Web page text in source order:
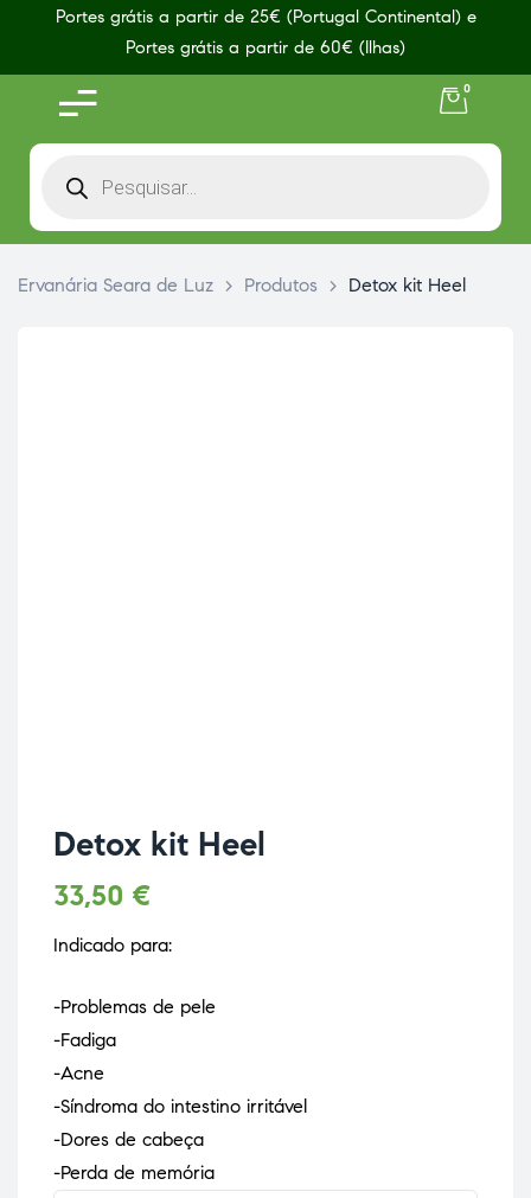
Portes grátis a partir de 25€ (Portugal Continental) e
Portes grátis a partir de 60€ (Ilhas)
0
Ervanária Seara de Luz > Produtos > Detox kit Heel
Detox kit Heel
33,50 €
Indicado para:
-Problemas de pele
-Fadiga
-Acne
-Síndroma do intestino irritável
-Dores de cabeça
-Perda de memória